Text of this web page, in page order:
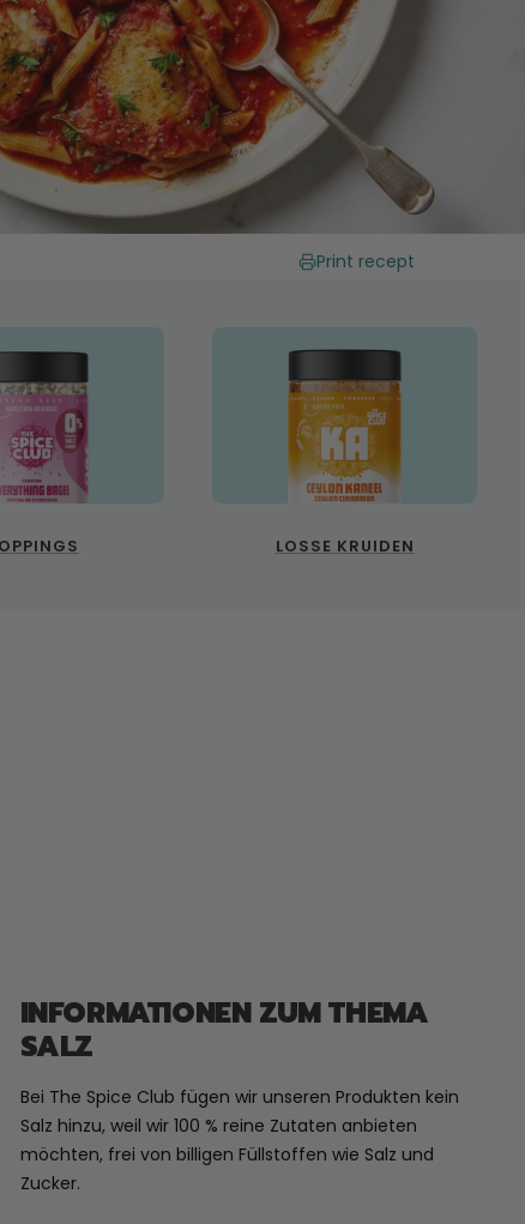
Print recept
LOSSE KRUIDEN
INFORMATIONEN ZUM THEMA
SALZ
Bei The Spice Club fügen wir unseren Produkten kein
Salz hinzu, weil wir 100 % reine Zutaten anbieten
möchten, frei von billigen Füllstoffen wie Salz und
Zucker.